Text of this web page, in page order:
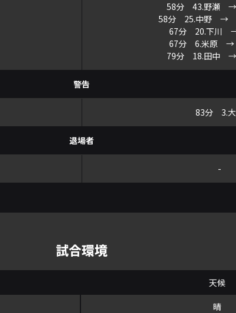
58分 43.野瀬
58分 25.中野 →
67分 20.下川
67分 6.米原 →
79分 18.田中
警告
83分 3.
退場者
-
試合環境
天候
晴